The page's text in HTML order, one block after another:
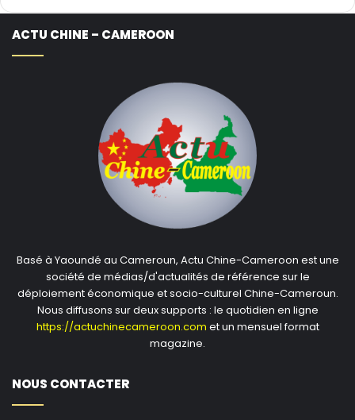
ACTU CHINE – CAMEROON
Basé à Yaoundé au Cameroun, Actu Chine-Cameroon est une
société de médias/d'actualités de référence sur le
déploiement économique et socio-culturel Chine-Cameroun.
Nous diffusons sur deux supports : le quotidien en ligne
https://actuchinecameroon.com et un mensuel format
magazine.
NOUS CONTACTER